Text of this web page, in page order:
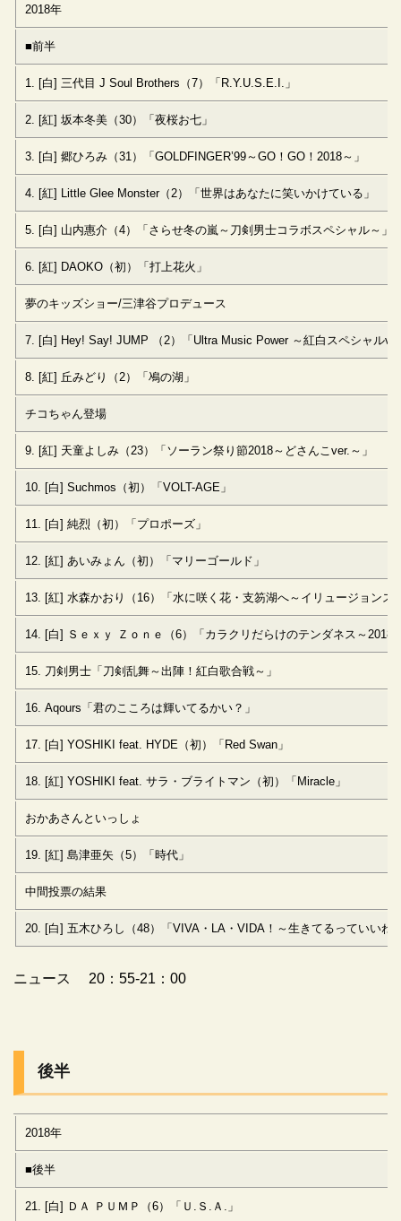
2018年
■前半
1. [白] 三代目 J Soul Brothers（7）「R.Y.U.S.E.I.」
2. [紅] 坂本冬美（30）「夜桜お七」
3. [白] 郷ひろみ（31）「GOLDFINGER’99～GO！GO！2018～」
4. [紅] Little Glee Monster（2）「世界はあなたに笑いかけている」
5. [白] 山内惠介（4）「さらせ冬の嵐～刀剣男士コラボスペシャル～」
6. [紅] DAOKO（初）「打上花火」
夢のキッズショー/三津谷プロデュース
7. [白] Hey! Say! JUMP （2）「Ultra Music Power ～紅白スペシャル
8. [紅] 丘みどり（2）「鳰の湖」
チコちゃん登場
9. [紅] 天童よしみ（23）「ソーラン祭り節2018～どさんこver.～」
10. [白] Suchmos（初）「VOLT-AGE」
11. [白] 純烈（初）「プロポーズ」
12. [紅] あいみょん（初）「マリーゴールド」
13. [紅] 水森かおり（16）「水に咲く花・支笏湖へ～イリュージョンス
14. [白] Ｓｅｘｙ Ｚｏｎｅ（6）「カラクリだらけのテンダネス～2018
15. 刀剣男士「刀剣乱舞～出陣！紅白歌合戦～」
16. Aqours「君のこころは輝いてるかい？」
17. [白] YOSHIKI feat. HYDE（初）「Red Swan」
18. [紅] YOSHIKI feat. サラ・ブライトマン（初）「Miracle」
おかあさんといっしょ
19. [紅] 島津亜矢（5）「時代」
中間投票の結果
20. [白] 五木ひろし（48）「VIVA・LA・VIDA！～生きてるっていいね
ニュース 20：55-21：00
後半
2018年
■後半
21. [白] ＤＡ ＰＵＭＰ（6）「Ｕ.Ｓ.Ａ.」